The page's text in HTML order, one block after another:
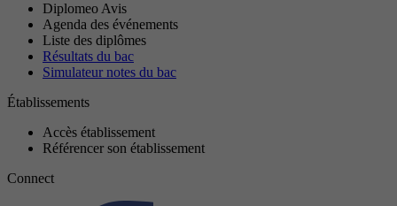
Diplomeo Avis
Agenda des événements
Liste des diplômes
Résultats du bac
Simulateur notes du bac
Établissements
Accès établissement
Référencer son établissement
Connect